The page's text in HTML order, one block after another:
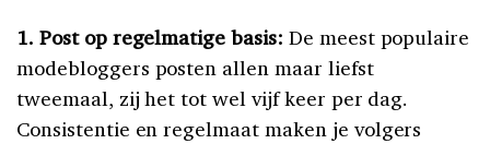
1. Post op regelmatige basis: De meest populaire
modebloggers posten allen maar liefst
tweemaal, zij het tot wel vijf keer per dag.
Consistentie en regelmaat maken je volgers